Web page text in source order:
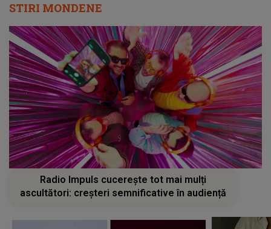
STIRI MONDENE
Radio Impuls cucerește tot mai mulți
ascultători: creșteri semnificative în audiență